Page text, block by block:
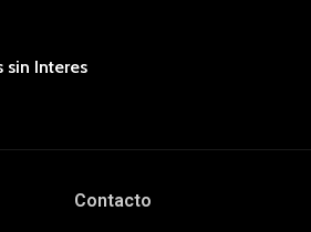
sin Interes
Contacto